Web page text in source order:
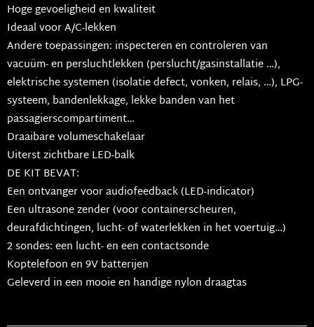
Hoge gevoeligheid en kwaliteit
Ideaal voor A/C-lekken
Andere toepassingen: inspecteren en controleren van
vacuüm- en persluchtlekken (perslucht/gasinstallatie …),
elektrische systemen (isolatie defect, vonken, relais, …), LPG-
systeem, bandenlekkage, lekke banden van het
passagierscompartiment…
Draaibare volumeschakelaar
Uiterst zichtbare LED-balk
DE KIT BEVAT:
Een ontvanger voor audiofeedback (LED-indicator)
Een ultrasone zender (voor containerscheuren,
deurafdichtingen, lucht- of waterlekken in het voertuig…)
2 sondes: een lucht- en een contactsonde
Koptelefoon en 9V batterijen
Geleverd in een mooie en handige nylon draagtas